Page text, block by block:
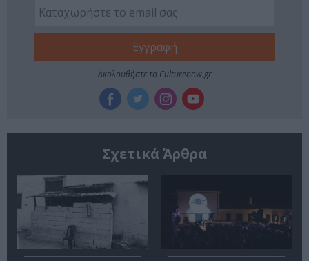
Ακολουθήστε το Culturenow.gr
Σχετικά Άρθρα